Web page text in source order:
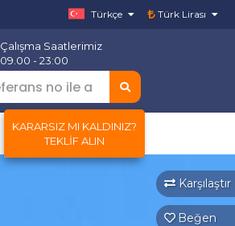
Türkçe Türk Lirası
Çalışma Saatlerimiz
09.00 - 23:00
KARARSIZ MI KALDINIZ?
TEKLIF ALIN
Karşılaştır
Beğen